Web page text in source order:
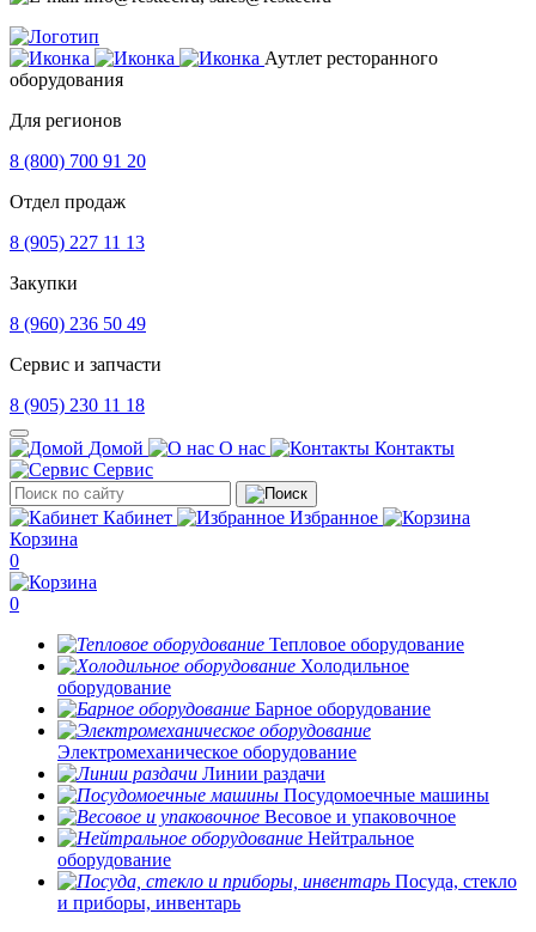
Аутлет ресторанного
оборудования
Для регионов
8 (800) 700 91 20
Отдел продаж
8 (905) 227 11 13
Закупки
8 (960) 236 50 49
Сервис и запчасти
8 (905) 230 11 18
Домой О нас
Контакты
Сервис
Кабинет
Избранное
Корзина
0
0
Тепловое оборудование
Холодильное
оборудование
Барное оборудование
Электромеханическое оборудование
Линии раздачи
Посудомоечные машины
Весовое и упаковочное
Нейтральное
оборудование
Посуда, стекло
и приборы, инвентарь